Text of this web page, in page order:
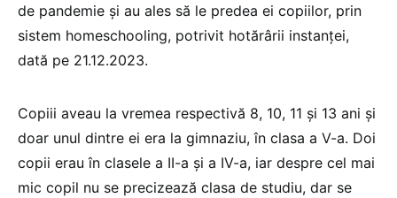
de pandemie și au ales să le predea ei copiilor, prin
sistem homeschooling, potrivit hotărârii instanței,
dată pe 21.12.2023.
Copiii aveau la vremea respectivă 8, 10, 11 și 13 ani și
doar unul dintre ei era la gimnaziu, în clasa a V-a. Doi
copii erau în clasele a II-a și a IV-a, iar despre cel mai
mic copil nu se precizează clasa de studiu, dar se